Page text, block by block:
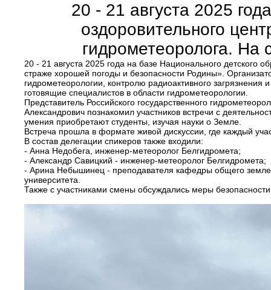
20 - 21 августа 2025
оздоровительного
гидрометеоролога. На
20 - 21 августа 2025 года на базе Национального детского
страже хорошей погоды и безопасности Родины».
гидрометеорологии, контролю радиоактивного
готовящие специалистов в области гидрометеорологии.
Представитель Российского государственного
Александрович познакомил участников встречи с
умения приобретают студенты, изучая науки о Земле.
Встреча прошла в формате живой дискуссии, где каждый
В состав делегации спикеров также входили:
- Анна Недобега, инженер-метеоролог Белгидромета;
- Александр Савицкий - инженер-метеоролог Белгидромета;
- Арина Небышинец - преподавателя кафедры общего
университета.
Также с участниками смены обсуждались меры